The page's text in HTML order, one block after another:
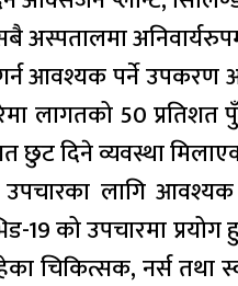
अस्पतालमा
आवश्यक पर्ने उपकरण
लागतको 50 प्रतिशत
छुट दिने व्यवस्था
उपचारका लागि
19 को उपचारमा
चिकित्सक, नर्स